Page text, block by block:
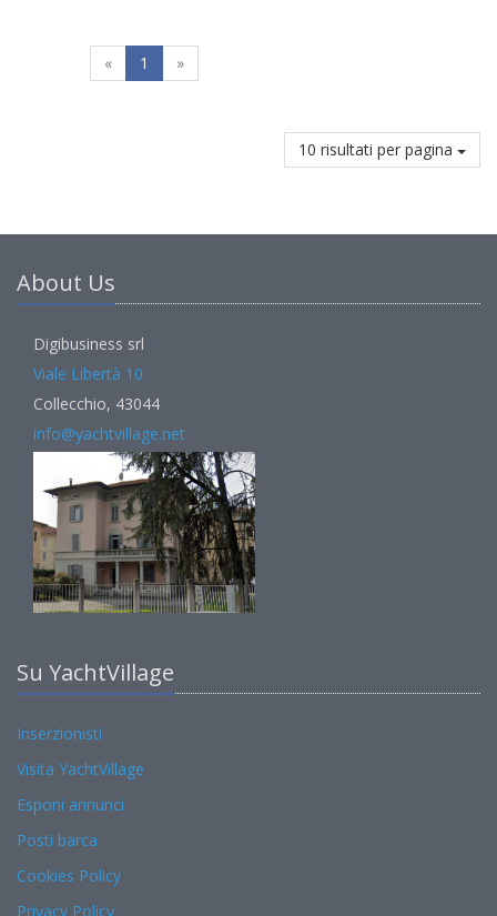
« 1 »
10 risultati per pagina
About Us
Digibusiness srl
Viale Libertà 10
Collecchio, 43044
info@yachtvillage.net
Su YachtVillage
Inserzionisti
Visita YachtVillage
Esponi annunci
Posti barca
Cookies Policy
Privacy Policy